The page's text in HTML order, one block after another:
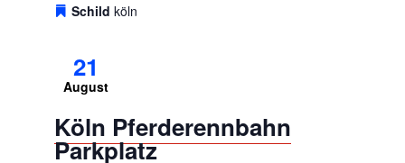
Schild köln
21
August
Köln Pferderennbahn
Parkplatz